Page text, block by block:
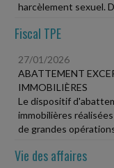
harcèlement sexuel.
Fiscal TPE
27/01/2026
ABATTEMENT
IMMOBILIÈRES
Le dispositif
immobilières
de grandes
Vie des affaires